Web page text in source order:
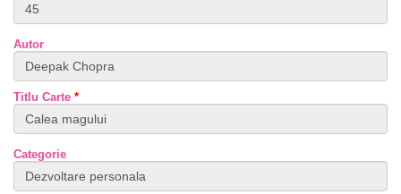
Autor
Titlu Carte *
Categorie